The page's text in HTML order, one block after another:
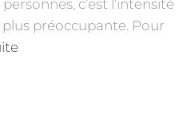
c’est l’intensité
préoccupante. Pour